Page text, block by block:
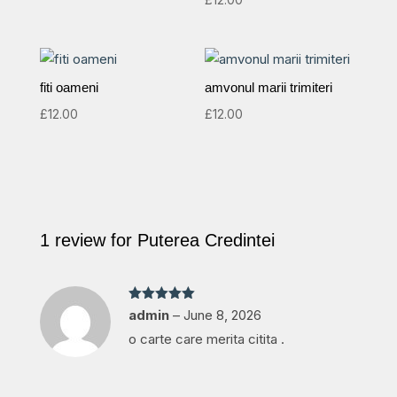
fiti oameni
£12.00
amvonul marii trimiteri
£12.00
1 review for Puterea Credintei
Rated5 out
of 5
admin – June 8, 2026
o carte care merita citita .